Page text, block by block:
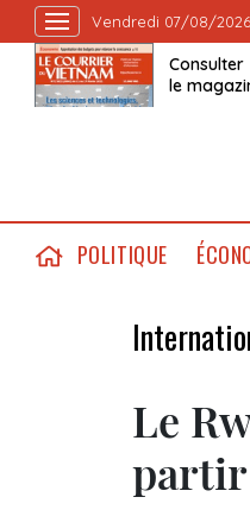
Vendredi 07/08/2026
Consulter
le
POLITIQUE
Le
partir